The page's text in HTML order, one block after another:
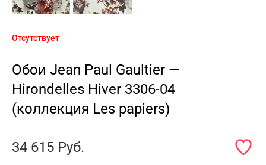
Отсутствует
Обои Jean Paul Gaultier —
Hirondelles Hiver 3306-04
(коллекция Les papiers)
34 615 Руб.